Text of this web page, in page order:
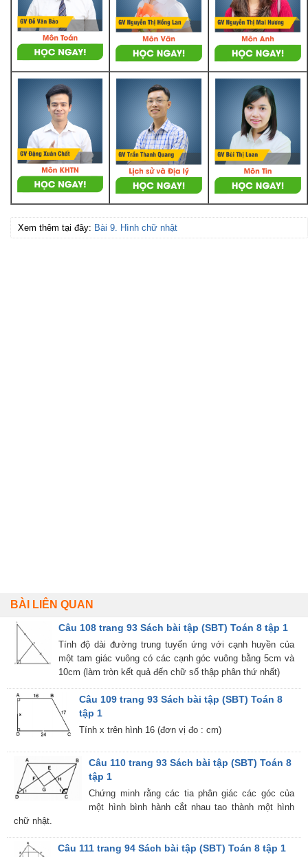
Xem thêm tại đây: Bài 9. Hình chữ nhật
BÀI LIÊN QUAN
Câu 108 trang 93 Sách bài tập (SBT) Toán 8 tập 1
Tính độ dài đường trung tuyến ứng với cạnh huyền của
một tam giác vuông có các cạnh góc vuông bằng 5cm và
10cm (làm tròn kết quả đến chữ số thập phân thứ nhất)
Câu 109 trang 93 Sách bài tập (SBT) Toán 8
tập 1
Tính x trên hình 16 (đơn vị đo : cm)
Câu 110 trang 93 Sách bài tập (SBT) Toán 8
tập 1
Chứng minh rằng các tia phân giác các góc của
một hình bình hành cắt nhau tao thành một hình
chữ nhật.
Câu 111 trang 94 Sách bài tập (SBT) Toán 8 tập 1